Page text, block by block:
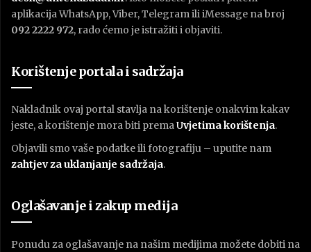
aplikacija WhatsApp, Viber, Telegram ili iMessage na broj
092 2222 972, rado ćemo je istražiti i objaviti.
Korištenje portala i sadržaja
Nakladnik ovaj portal stavlja na korištenje onakvim kakav
jeste, a korištenje mora biti premaUvjetima korištenja.
Objavili smo vaše podatke ili fotografiju – uputite nam
zahtjev za uklanjanje sadržaja.
Oglašavanje i zakup medija
Ponudu za oglašavanje na našim medijima možete dobiti na